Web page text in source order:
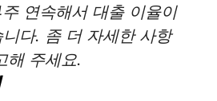
연속해서 대출 이율이
다. 좀 더 자세한 사항
해 주세요.